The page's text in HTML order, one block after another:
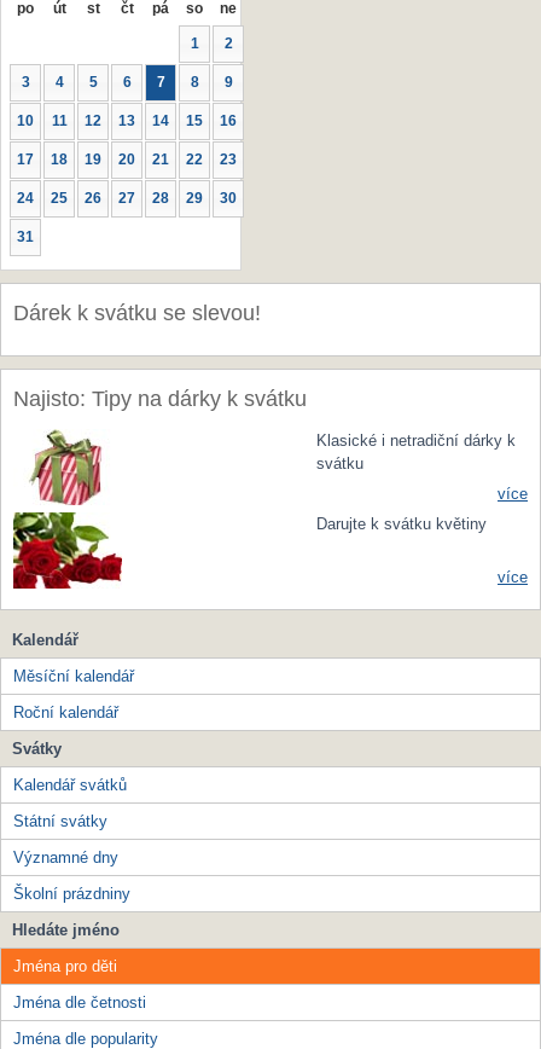
po út st čt pá so ne
1 2
3 4 5 6 7 8 9
10 11 12 13 14 15 16
17 18 19 20 21 22 23
24 25 26 27 28 29 30
31
Dárek k svátku se slevou!
Najisto: Tipy na dárky k svátku
Klasické i netradiční dárky k
svátku
více
Darujte k svátku květiny
více
Kalendář
Měsíční kalendář
Roční kalendář
Svátky
Kalendář svátků
Státní svátky
Významné dny
Školní prázdniny
Hledáte jméno
Jména pro děti
Jména dle četnosti
Jména dle popularity